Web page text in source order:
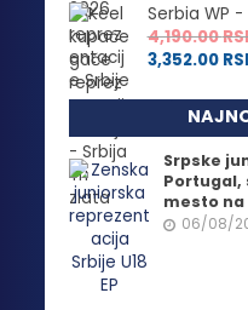
Serbia WP -
4,190.00
3,352.00
Srpske
Portugal,
mesto na
06/08/